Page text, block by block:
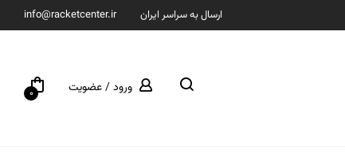
ارسال به سراسر ایران info@racketcenter.ir
ورود / عضویت 0